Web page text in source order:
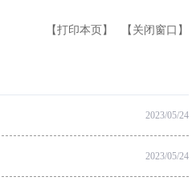
【打印本页】 【关闭窗口】
2023/05/24
2023/05/24